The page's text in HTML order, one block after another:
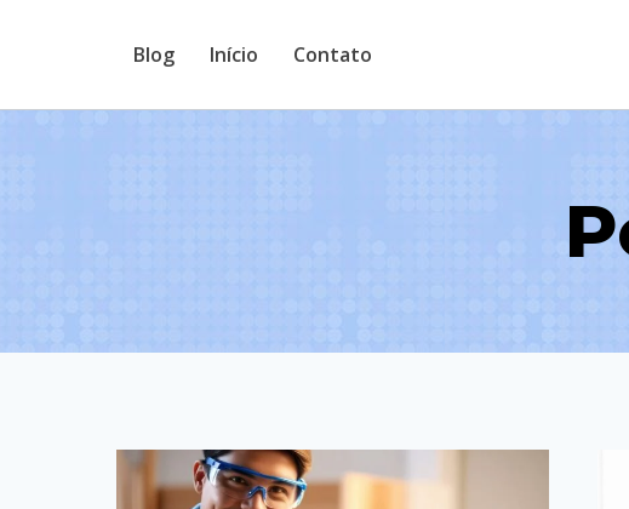
Blog Início Contato